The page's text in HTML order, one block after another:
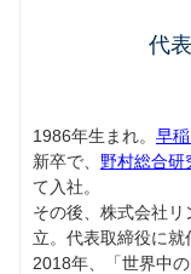
代
1986年生まれ。 早
新卒で、 野村総合研
て入社。
その後、株式会社リ
立。代表取締役に就
2018年、「世界中